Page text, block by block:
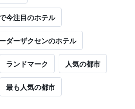
今注目のホテル
ダーザクセンのホテル
ランドマーク 人気の都市
最も人気の都市